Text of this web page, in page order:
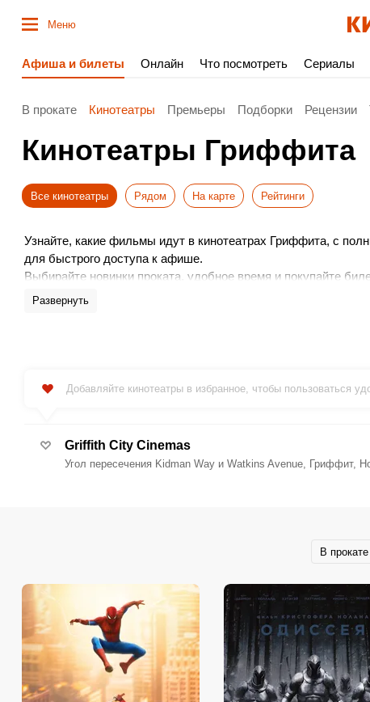
Меню
Афиша и билеты Онлайн Что посмотреть Сериалы
В прокате Кинотеатры Премьеры Подборки Рецензии
Кинотеатры Гриффита
Все кинотеатры Рядом На карте Рейтинги
Узнайте, какие фильмы идут в кинотеатрах Гриффита, с
для быстрого доступа к афише.
Выбирайте новинки проката, удобное время и покупайте
Не пропустите премьеры – бронируйте места заранее.
Развернуть
Добавляйте кинотеатры в избранное, чтобы пользоваться
Griffith City Cinemas
Угол пересечения Kidman Way и Watkins Avenue, Гриффит,
В прокате